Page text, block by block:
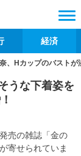
経済
、Hカップのバスト
うな下着姿を
売の雑誌「金の
寄せられていま